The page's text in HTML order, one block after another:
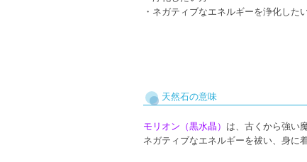
・ネガティブなエネルギーを浄化した
天然石の意味
モリオン（黒水晶） は、古くから強い
ネガティブなエネルギーを祓い、身に